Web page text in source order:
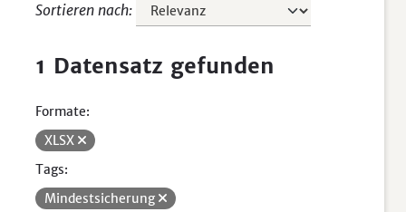
Sortieren nach
1 Datensatz gefunden
Formate:
XLSX
Tags:
Mindestsicherung